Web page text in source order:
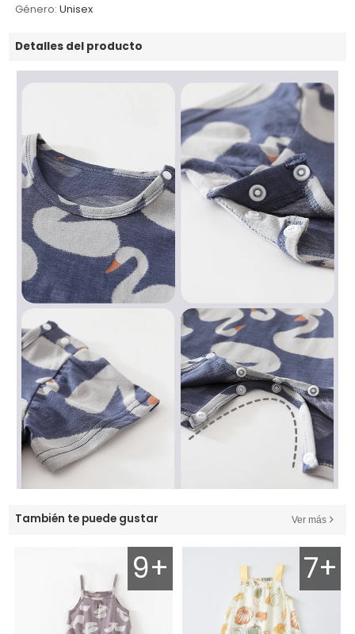
Género: Unisex
Detalles del producto
También te puede gustar Ver más
9+ 7+